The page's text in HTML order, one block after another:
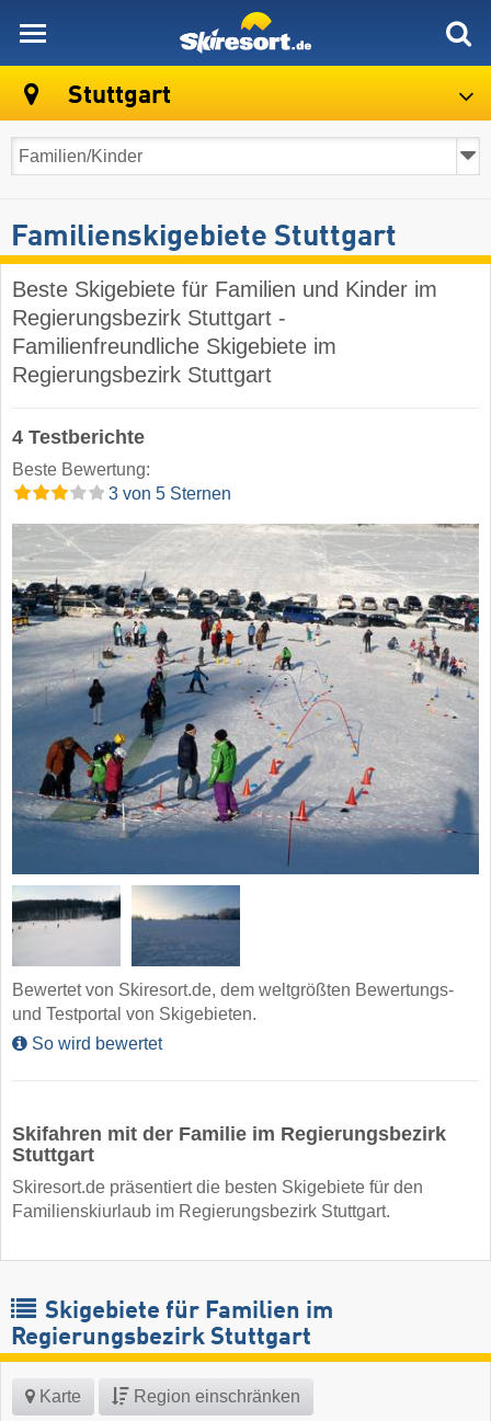
Stuttgart
Familienskigebiete Stuttgart
Beste Skigebiete für Familien und Kinder im
Regierungsbezirk Stuttgart -
Familienfreundliche Skigebiete im
Regierungsbezirk Stuttgart
4 Testberichte
Beste Bewertung:
3 von 5 Sternen
Bewertet von Skiresort.de, dem weltgrößten Bewertungs-
und Testportal von Skigebieten.
So wird bewertet
Skifahren mit der Familie im Regierungsbezirk
Stuttgart
Skiresort.de präsentiert die besten Skigebiete für den
Familienskiurlaub im Regierungsbezirk Stuttgart.
Skigebiete für Familien im
Regierungsbezirk Stuttgart
Karte Region einschränken